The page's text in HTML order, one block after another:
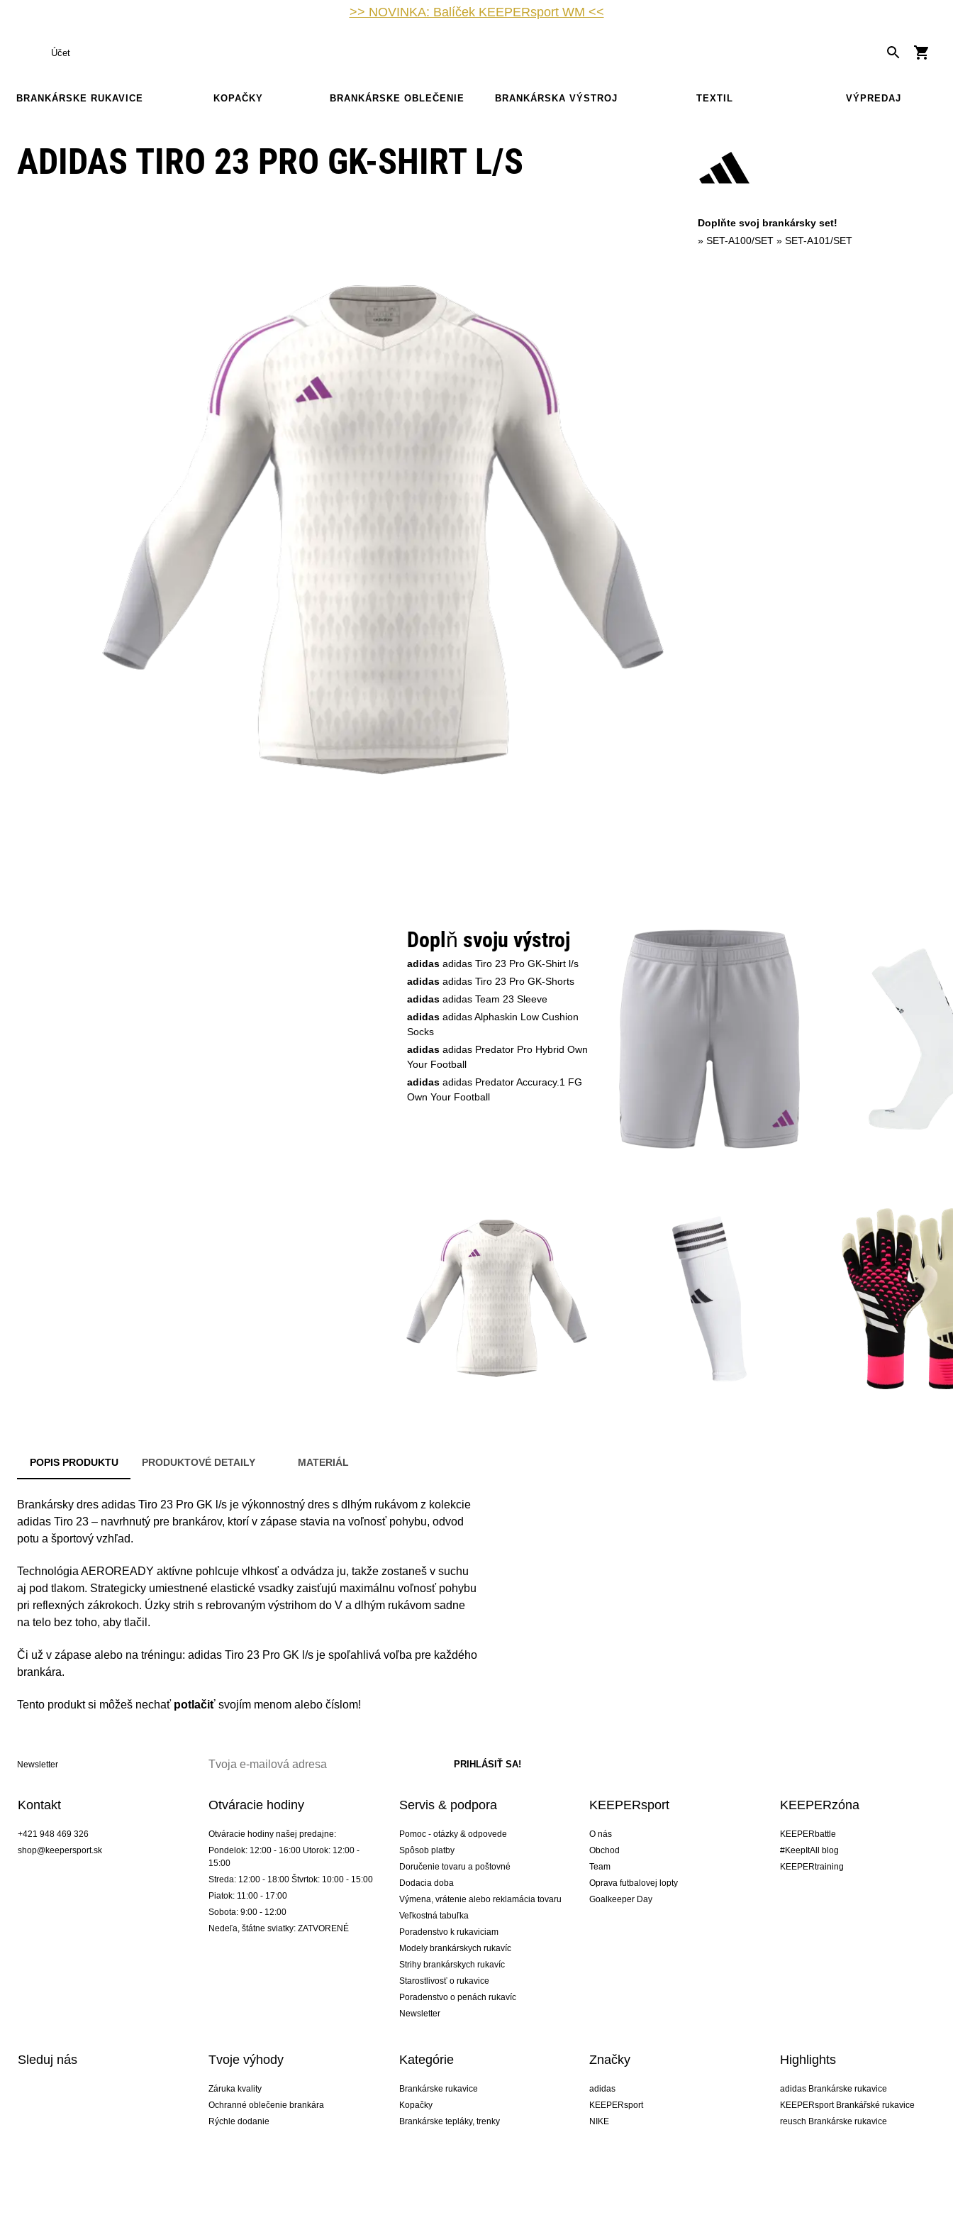
>> NOVINKA: Balíček KEEPERsport WM <<
Účet
BRANKÁRSKE RUKAVICE KOPAČKY BRANKÁRSKE OBLEČENIE BRANKÁRSKA VÝSTROJ TEXTIL VÝPREDAJ
ADIDAS TIRO 23 PRO GK-SHIRT L/S
Doplňte svoj brankársky set!
» SET-A100/SET » SET-A101/SET
Doplň svoju výstroj
adidas adidas Tiro 23 Pro GK-Shirt l/s
adidas adidas Tiro 23 Pro GK-Shorts
adidas adidas Team 23 Sleeve
adidas adidas Alphaskin Low Cushion
Socks
adidas adidas Predator Pro Hybrid Own
Your Football
adidas adidas Predator Accuracy.1 FG
Own Your Football
POPIS PRODUKTU PRODUKTOVÉ DETAILY MATERIÁL
Brankársky dres adidas Tiro 23 Pro GK l/s je výkonnostný dres s dlhým rukávom z kolekcie
adidas Tiro 23 – navrhnutý pre brankárov, ktorí v zápase stavia na voľnosť pohybu, odvod
potu a športový vzhľad.
Technológia AEROREADY aktívne pohlcuje vlhkosť a odvádza ju, takže zostaneš v suchu
aj pod tlakom. Strategicky umiestnené elastické vsadky zaisťujú maximálnu voľnosť pohybu
pri reflexných zákrokoch. Úzky strih s rebrovaným výstrihom do V a dlhým rukávom sadne
na telo bez toho, aby tlačil.
Či už v zápase alebo na tréningu: adidas Tiro 23 Pro GK l/s je spoľahlivá voľba pre každého
brankára.
Tento produkt si môžeš nechať potlačiť svojím menom alebo číslom!
Newsletter
Kontakt
+421 948 469 326
shop@keepersport.sk
Otváracie hodiny
Otváracie hodiny našej predajne:
Pondelok: 12:00 - 16:00 Utorok: 12:00 -
15:00
Streda: 12:00 - 18:00 Štvrtok: 10:00 - 15:00
Piatok: 11:00 - 17:00
Sobota: 9:00 - 12:00
Nedeľa, štátne sviatky: ZATVORENÉ
Servis & podpora
Pomoc - otázky & odpovede
Spôsob platby
Doručenie tovaru a poštovné
Dodacia doba
Výmena, vrátenie alebo reklamácia tovaru
Veľkostná tabuľka
Poradenstvo k rukaviciam
Modely brankárskych rukavíc
Strihy brankárskych rukavíc
Starostlivosť o rukavice
Poradenstvo o penách rukavíc
Newsletter
KEEPERsport
O nás
Obchod
Team
Oprava futbalovej lopty
Goalkeeper Day
KEEPERzóna
KEEPERbattle
#KeepItAll blog
KEEPERtraining
Sleduj nás Tvoje výhody
Záruka kvality
Ochranné oblečenie brankára
Rýchle dodanie
Kategórie
Brankárske rukavice
Kopačky
Brankárske tepláky, trenky
Značky
adidas
KEEPERsport
NIKE
Highlights
adidas Brankárske rukavice
KEEPERsport Brankářské rukavice
reusch Brankárske rukavice